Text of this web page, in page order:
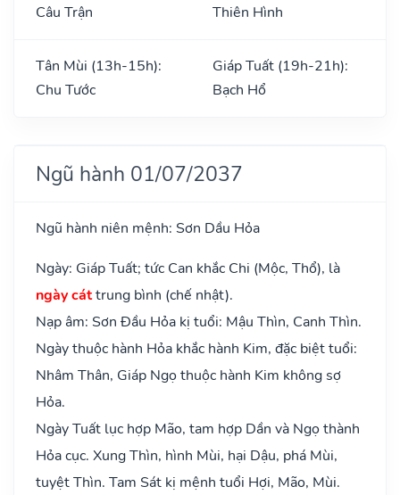
Câu Trận
Thiên Hình
Tân Mùi (13h-15h):
Chu Tước
Giáp Tuất (19h-21h):
Bạch Hổ
Ngũ hành 01/07/2037
Ngũ hành niên mệnh: Sơn Dầu Hỏa
Ngày: Giáp Tuất; tức Can khắc Chi (Mộc, Thổ), là
ngày cáttrung bình (chế nhật).
Nạp âm: Sơn Đầu Hỏa kị tuổi: Mậu Thìn, Canh Thìn.
Ngày thuộc hành Hỏa khắc hành Kim, đặc biệt tuổi:
Nhâm Thân, Giáp Ngọ thuộc hành Kim không sợ
Hỏa.
Ngày Tuất lục hợp Mão, tam hợp Dần và Ngọ thành
Hỏa cục. Xung Thìn, hình Mùi, hại Dậu, phá Mùi,
tuyệt Thìn. Tam Sát kị mệnh tuổi Hợi, Mão, Mùi.